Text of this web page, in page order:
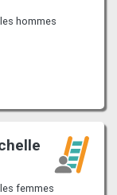
hommes
femmes